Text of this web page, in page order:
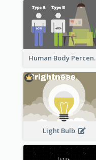
Human
Light Bulb